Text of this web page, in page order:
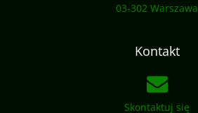
03-302 Warszawa
Kontakt
Skontaktuj się